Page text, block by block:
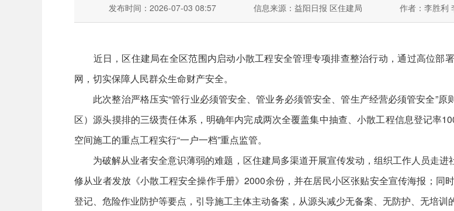
发布时间：2026-07-03 08:57 信息来源：益阳日报 区住建局 作者：李胜利
近日，区住建局在全区范围内启动小散工程安全管理专项排查整治行动，通过高位部
网，切实保障人民群众生命财产安全。
此次整治严格压实“管行业必须管安全、管业务必须管安全、管生产经营必须管安全”原
区）源头摸排的三级责任体系，明确年内完成两次全覆盖集中抽查、小散工程信息登记率
空间施工的重点工程实行“一户一档”重点监管。
为破解从业者安全意识薄弱的难题，区住建局多渠道开展宣传发动，组织工作人员走进
修从业者发放《小散工程安全操作手册》2000余份，并在居民小区张贴安全宣传海报；同
登记、危险作业防护等要点，引导施工主体主动备案，从源头减少无备案、无防护、无培训的